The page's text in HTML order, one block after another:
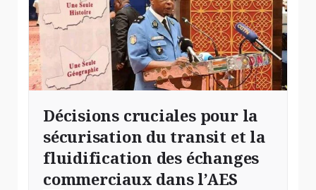
Décisions cruciales pour la
sécurisation du transit et la
fluidification des échanges
commerciaux dans l’AES